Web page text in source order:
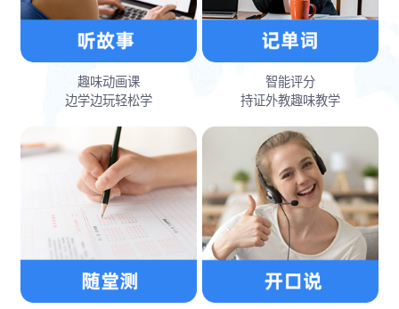
趣味动画课
边学边玩轻松学
智能评分
持证外教趣味教学